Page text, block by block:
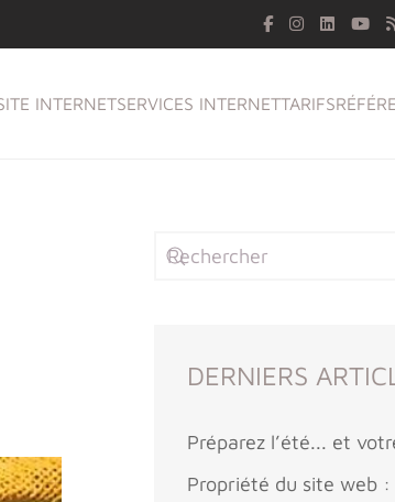
INTERNETSERVICES INTERNETTARIFS
DERNIERS
Préparez l’été... et
Propriété du site web